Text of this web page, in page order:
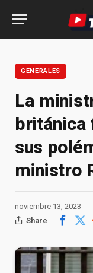
GENERALES
La
británica
sus
ministro
noviembre 13, 2023
Share